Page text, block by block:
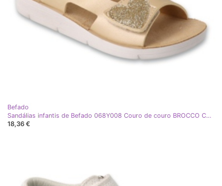
Befado
Sandálias infantis de Befado 068Y008 Couro de couro BROCCO Coração de Brocco dourado
18,36 €